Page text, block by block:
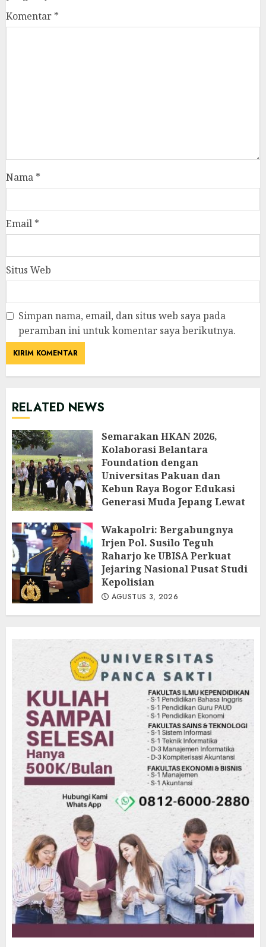
Komentar *
Nama *
Email *
Situs Web
Simpan nama, email, dan situs web saya pada
peramban ini untuk komentar saya berikutnya.
RELATED NEWS
Semarakan HKAN 2026,
Kolaborasi Belantara
Foundation dengan
Universitas Pakuan dan
Kebun Raya Bogor Edukasi
Generasi Muda Jepang Lewat
Kebun Raya Bogor
AGUSTUS 3, 2026
Wakapolri: Bergabungnya
Irjen Pol. Susilo Teguh
Raharjo ke UBISA Perkuat
Jejaring Nasional Pusat Studi
Kepolisian
AGUSTUS 3, 2026